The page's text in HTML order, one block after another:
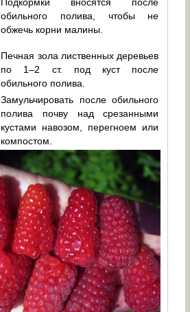
Подкормки вносятся после
обильного полива, чтобы не
обжечь корни малины.
Печная зола лиственных деревьев
по 1–2 ст. под куст после
обильного полива.
Замульчировать после обильного
полива почву над срезанными
кустами навозом, перегноем или
компостом.